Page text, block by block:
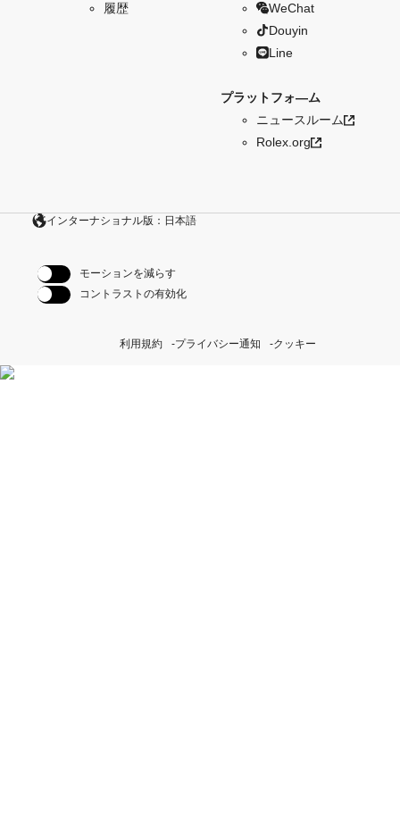
履歴
WeChat
Douyin
Line
プラットフォ―ム
ニュースルーム
Rolex.org
インターナショナル版：日本語
モーションを減らす
コントラストの有効化
利用規約 プライバシー通知 クッキー